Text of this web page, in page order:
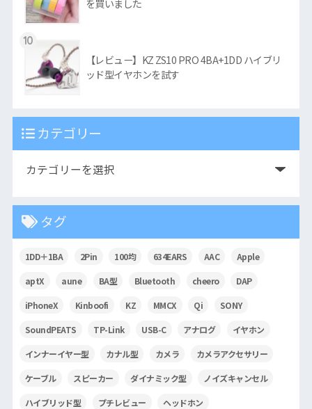
を買いました
10
【レビュー】KZ ZS10 PRO 4BA+1DD ハイブリ
ッド型イヤホンを試す
カテゴリー
タグ
1DD＋1BA 2Pin 100均 634EARS AAC Apple
aptX aune BA型 Bluetooth cheero DAP
iPhoneX Kinboofi KZ MMCX Qi SONY
SoundPEATS TP-Link USB-C アナログ イヤホン
インナーイヤー型 カナル型 カメラ カメラアクセサリー
ケーブル スピーカー ダイナミック型 ノイズキャンセル
ハイブリッド型 プチレビュー ヘッドホン